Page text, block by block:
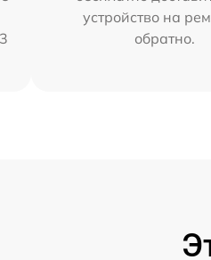
устройство на
обратно.